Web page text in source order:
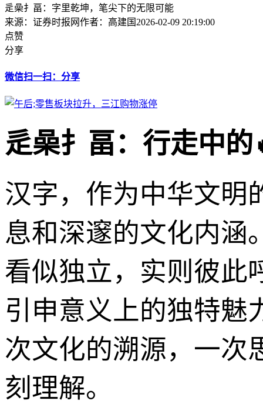
辵喿扌畐：字里乾坤，笔尖下的无限可能
来源：证券时报网作者：高建国 2026-02-09 20:19:00
点赞
分享
微信扫一扫：分享
辵喿扌畐：行走中
汉字，作为中华文明
息和深邃的文化内涵
看似独立，实则彼此
引申意义上的独特魅
次文化的溯源，一次
刻理解。